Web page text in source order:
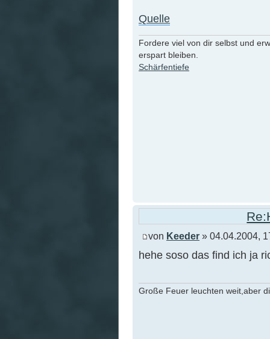
Quelle
Fordere viel von dir selbst und
erspart bleiben.
Schärfentiefe
von Keeder » 04.04.2004,
hehe soso das find ich ja
Große Feuer leuchten weit,aber